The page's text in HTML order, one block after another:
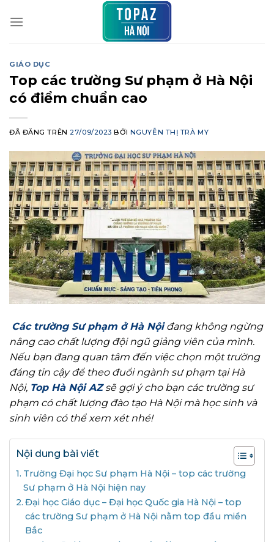
đến
GIÁO DỤC
Top các trường Sư phạm ở Hà Nội
có điểm chuẩn cao
ĐÃ ĐĂNG TRÊN27/09/2023 BỞI NGUYỄN THỊ TRÀ MY
Các trường Sư phạm ở Hà Nộiđang không ngừng
nâng cao chất lượng đội ngũ giảng viên của mình.
Nếu bạn đang quan tâm đến việc chọn một trường
đáng tin cậy để theo đuổi ngành sư phạm tại Hà
Nội, Top Hà Nội AZsẽ gợi ý cho bạn các trường sư
phạm có chất lượng đào tạo Hà Nội mà học sinh và
sinh viên có thể xem xét nhé!
Nội dung bài viết
Trường Đại học Sư phạm Hà Nội – top các trường
Sư phạm ở Hà Nội hiện nay
Đại học Giáo dục – Đại học Quốc gia Hà Nội – top
các trường Sư phạm ở Hà Nội nằm top đầu miền
Bắc